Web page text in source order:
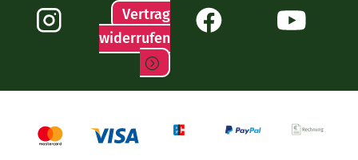
Vertrag
widerrufen